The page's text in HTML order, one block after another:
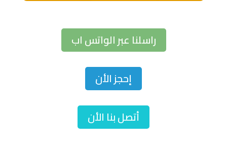
راسلنا عبر الواتس اب
إحجز الأن
أتصل بنا الأن